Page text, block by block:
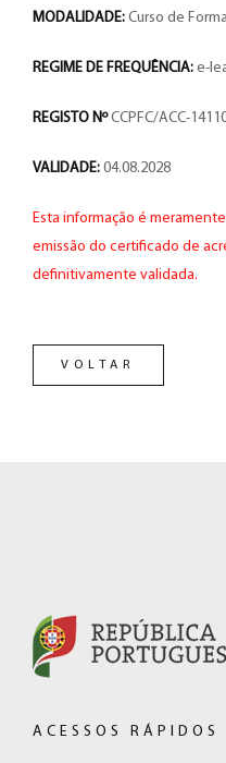
MODALIDADE: Curso de
REGIME DE FREQUÊNCIA: e-
REGISTO NºCCPFC/ACC-
VALIDADE: 04.08.2028
Esta informação é
emissão do certificado de
definitivamente validada.
VOLTAR
ACESSOS RÁPIDOS